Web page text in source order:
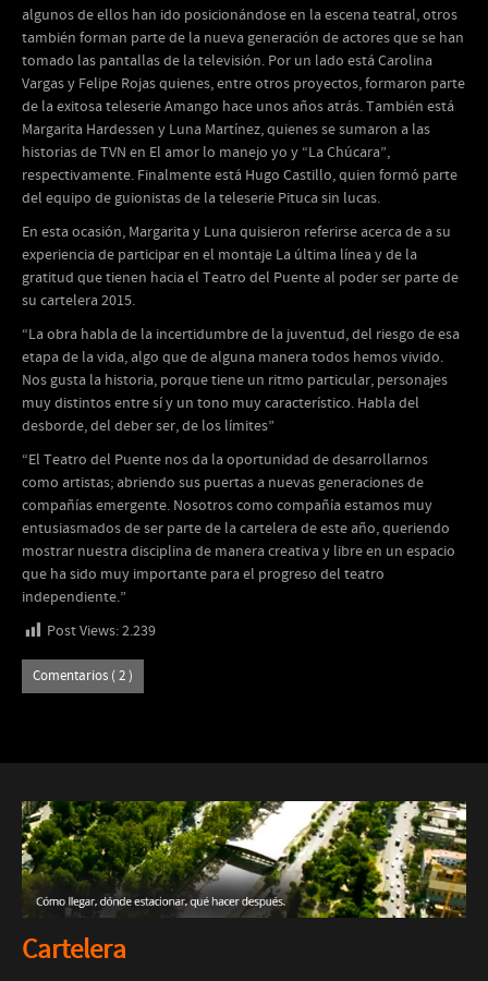
algunos de ellos han ido posicionándose en la escena teatral, otros
también forman parte de la nueva generación de actores que se han
tomado las pantallas de la televisión. Por un lado está Carolina
Vargas y Felipe Rojas quienes, entre otros proyectos, formaron parte
de la exitosa teleserie Amango hace unos años atrás. También está
Margarita Hardessen y Luna Martínez, quienes se sumaron a las
historias de TVN en El amor lo manejo yo y “La Chúcara”,
respectivamente. Finalmente está Hugo Castillo, quien formó parte
del equipo de guionistas de la teleserie Pituca sin lucas.
En esta ocasión, Margarita y Luna quisieron referirse acerca de a su
experiencia de participar en el montaje La última línea y de la
gratitud que tienen hacia el Teatro del Puente al poder ser parte de
su cartelera 2015.
“La obra habla de la incertidumbre de la juventud, del riesgo de esa
etapa de la vida, algo que de alguna manera todos hemos vivido.
Nos gusta la historia, porque tiene un ritmo particular, personajes
muy distintos entre sí y un tono muy característico. Habla del
desborde, del deber ser, de los límites”
“El Teatro del Puente nos da la oportunidad de desarrollarnos
como artistas; abriendo sus puertas a nuevas generaciones de
compañías emergente. Nosotros como compañía estamos muy
entusiasmados de ser parte de la cartelera de este año, queriendo
mostrar nuestra disciplina de manera creativa y libre en un espacio
que ha sido muy importante para el progreso del teatro
independiente.”
Post Views:2.239
Comentarios ( 2 )
Cartelera